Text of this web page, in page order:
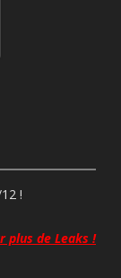
!
plus de Leaks !